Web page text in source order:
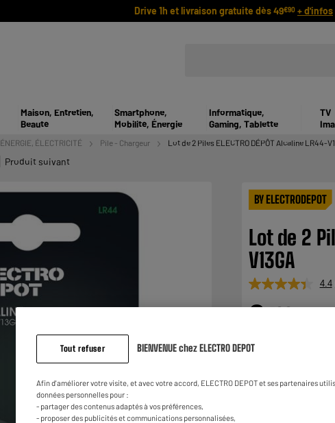
Drive 1h et livraison gratuite dès 49€90 + d'infos
Maison, Entretien,
Beauté
Smartphone,
Mobilité, Énergie
Informatique,
Gaming, Tablette
TV
ÉNERGIE, ÉLECTRICITÉ Pile - Chargeur Lot de 2 Piles ELECTRO DÉPÔT Alcaline LR44-
Produit suivant
BY ELECTRODEPOT
Lot de 2
V13GA
4.4
0
Tout refuser BIENVENUE chez ELECTRO DEPOT
Afin d'améliorer votre visite, et avec votre accord, ELECTRO DEPOT et ses partenaires
données personnelles pour :
- partager des contenus adaptés à vos préférences,
- proposer des publicités et communications personnalisées,